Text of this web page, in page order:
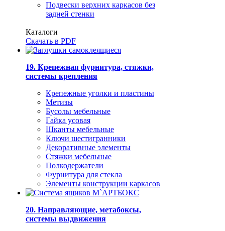
Подвески верхних каркасов без
задней стенки
Каталоги
Скачать в PDF
19. Крепежная фурнитура, стяжки,
системы крепления
Крепежные уголки и пластины
Метизы
Бусолы мебельные
Гайка усовая
Шканты мебельные
Ключи шестигранники
Декоративные элементы
Стяжки мебельные
Полкодержатели
Фурнитура для стекла
Элементы конструкции каркасов
20. Направляющие, метабоксы,
системы выдвижения